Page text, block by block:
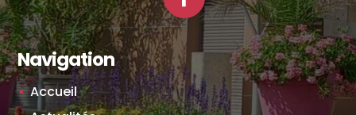
Facebook
Navigation
Accueil